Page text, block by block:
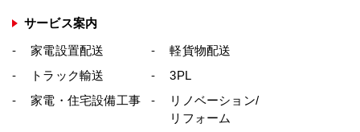
いる場合を除き、事前に書面による許可を受
頒布または複製することは、その手段または
形態に関係なく一切禁じられています。
個人情報・著作権に関するお問い合わせ
サービス案内
家電設置配送
軽貨物配送
トラック輸送
3PL
家電・住宅設備工事
リノベーション/
リフォーム